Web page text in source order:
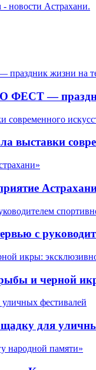
новости Астрахани.
ФЕСТ —
выставки
с
и черной
для